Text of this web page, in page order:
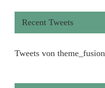
Recent Tweets
Tweets von theme_fusion